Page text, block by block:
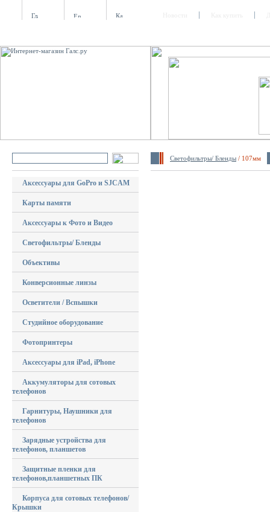
Светофильтры/ Бленды / 107мм
Аксессуары для GoPro и SJCAM
Карты памяти
Аксессуары к Фото и Видео
Светофильтры/ Бленды
Объективы
Конверсионные линзы
Осветители / Вспышки
Студийное оборудование
Фотопринтеры
Аксессуары для iPad, iPhone
Аккумуляторы для сотовых
телефонов
Гарнитуры, Наушники для
телефонов
Зарядные устройства для
телефонов, планшетов
Защитные пленки для
телефонов,планшетных ПК
Корпуса для сотовых телефонов/
Крышки